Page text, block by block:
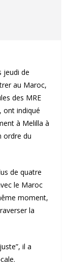
jeudi de
au Maroc,
des MRE
ont indiqué
à Melilla à
ordre du
de quatre
le Maroc
moment,
la
il a